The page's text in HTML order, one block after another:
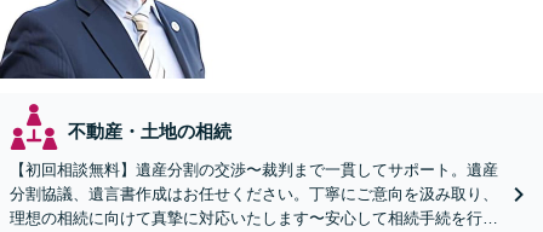
不動産・土地の相続
【初回相談無料】遺産分割の交渉〜裁判まで一貫してサポート。遺産
分割協議、遺言書作成はお任せください。丁寧にご意向を汲み取り、
理想の相続に向けて真摯に対応いたします〜安心して相続手続を行い